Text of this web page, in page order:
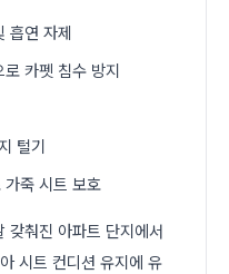
흡연 자제
카펫 침수 방지
털기
가죽 시트 보호
갖춰진 아파트 단지에서
시트 컨디션 유지에 유